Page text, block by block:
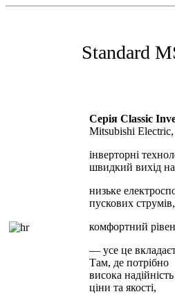
Standard
Серія Classic
Mitsubishi Electric,
інверторні
швидкий вихід
низьке
пускових струмів,
комфортний
— усе це
Там, де потрібно
висока
ціни та якості,